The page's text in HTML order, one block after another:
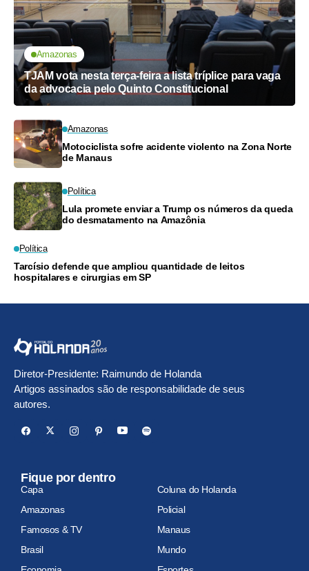
Amazonas
TJAM vota nesta terça-feira a lista tríplice para vaga
da advocacia pelo Quinto Constitucional
Amazonas
Motociclista sofre acidente violento na Zona Norte
de Manaus
Política
Lula promete enviar a Trump os números da queda
do desmatamento na Amazônia
Política
Tarcísio defende que ampliou quantidade de leitos
hospitalares e cirurgias em SP
Diretor-Presidente: Raimundo de Holanda
Artigos assinados são de responsabilidade de seus
autores.
Fique por dentro
Capa
Coluna do Holanda
Amazonas
Policial
Famosos & TV
Manaus
Brasil
Mundo